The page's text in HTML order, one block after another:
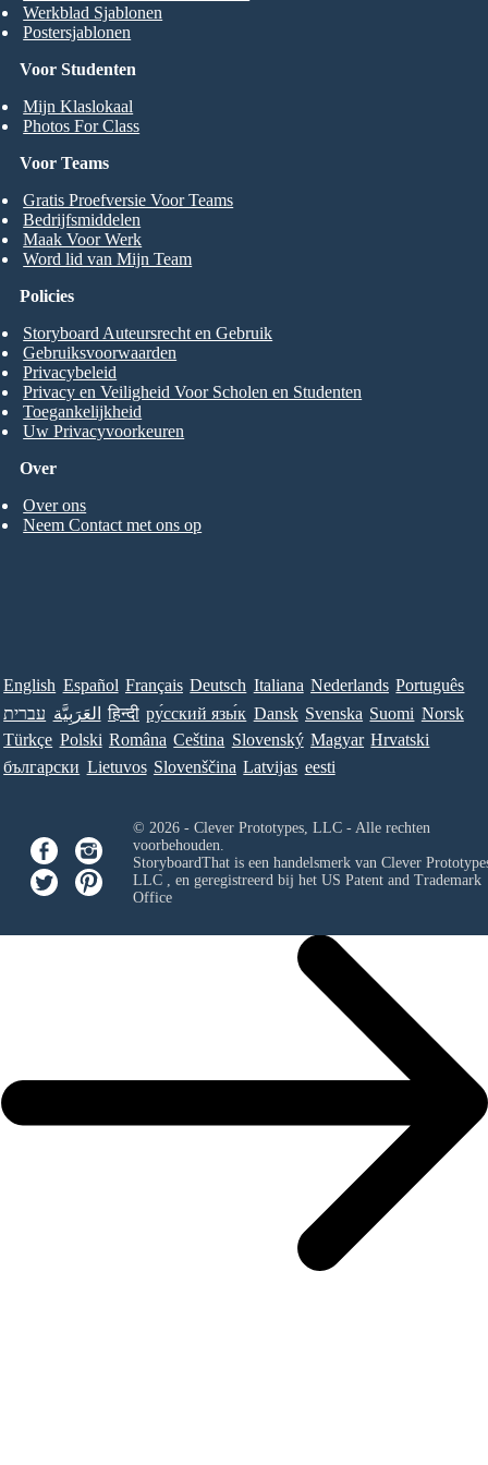
Voor Studenten
Mijn Klaslokaal
Photos For Class
Werkblad Sjablonen
Postersjablonen
Voor Teams
Gratis Proefversie Voor Teams
Bedrijfsmiddelen
Maak Voor Werk
Word lid van Mijn Team
Over
Over ons
Neem Contact met ons op
Policies
Storyboard Auteursrecht en Gebruik
Gebruiksvoorwaarden
Privacybeleid
Privacy en Veiligheid Voor Scholen en Studenten
Toegankelijkheid
Uw Privacyvoorkeuren
English Español Français Deutsch Italiana Nederlands Português
עברית العَرَبِيَّة हिन्दी ру́сский язы́к Dansk Svenska Suomi Norsk
Türkçe Polski Româna Ceština Slovenský Magyar Hrvatski
български Lietuvos Slovenščina Latvijas eesti
© 2026 - Clever Prototypes, LLC - Alle rechten
voorbehouden.
StoryboardThat is een handelsmerk van Clever
LLC, en geregistreerd bij het US Patent and Trademark
Office